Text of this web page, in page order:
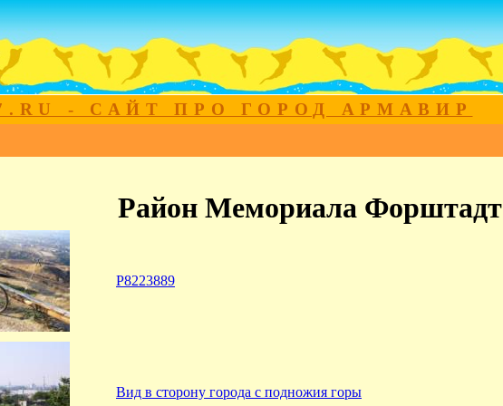
- САЙТ ПРО ГОРОД АРМАВИР
Район Мемориала Форштадт
P8223889
Вид в сторону города с подножия горы